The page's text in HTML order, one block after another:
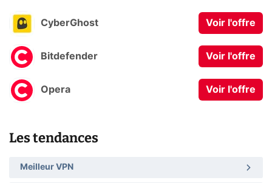
CyberGhost Voir l'offre
Bitdefender Voir l'offre
Opera Voir l'offre
Les tendances
Meilleur VPN